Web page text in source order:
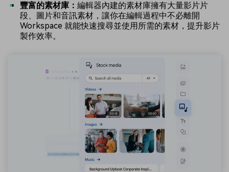
豐富的素材庫： 編輯器內建的素材庫擁有大量影片片
段、圖片和音訊素材，讓你在編輯過程中不必離開
Workspace 就能快速搜尋並使用所需的素材，提升影片
製作效率。